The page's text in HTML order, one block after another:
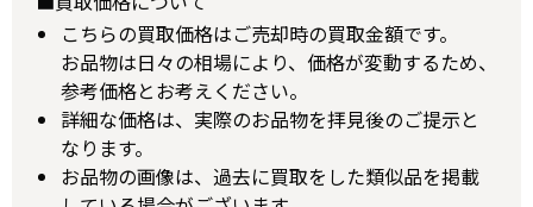
こちらの買取価格はご売却時の買取金額です。
お品物は日々の相場により、価格が変動するため、
参考価格とお考えください。
詳細な価格は、実際のお品物を拝見後のご提示と
なります。
お品物の画像は、過去に買取をした類似品を掲載